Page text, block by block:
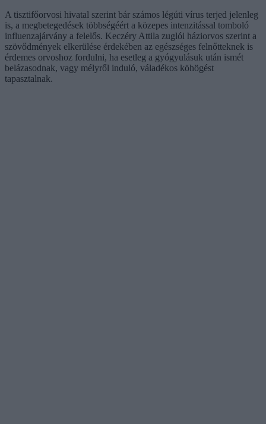
A tisztifőorvosi hivatal szerint bár számos légúti vírus terjed jelenleg
is, a megbetegedések többségéért a közepes intenzitással tomboló
influenzajárvány a felelős. Keczéry Attila zuglói háziorvos szerint a
szövődmények elkerülése érdekében az egészséges felnőtteknek is
érdemes orvoshoz fordulni, ha esetleg a gyógyulásuk után ismét
belázasodnak, vagy mélyről induló, váladékos köhögést
tapasztalnak.